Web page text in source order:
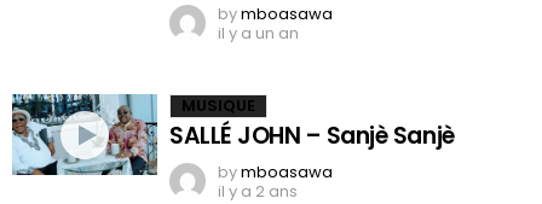
bymboasawa
il y a un an
MUSIQUE
SALLÉ JOHN – Sanjè Sanjè
bymboasawa
il y a 2 ans